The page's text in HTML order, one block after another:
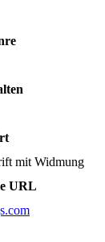
mit Widmung
URL